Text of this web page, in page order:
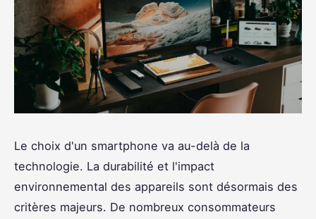
Le choix d'un smartphone va au-delà de la
technologie. La durabilité et l'impact
environnemental des appareils sont désormais des
critères majeurs. De nombreux consommateurs